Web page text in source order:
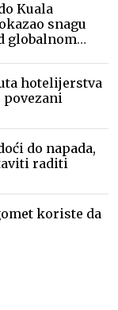
Kuala
snagu
globalnom
hotelijerstva
povezani
do napada,
raditi
koriste da